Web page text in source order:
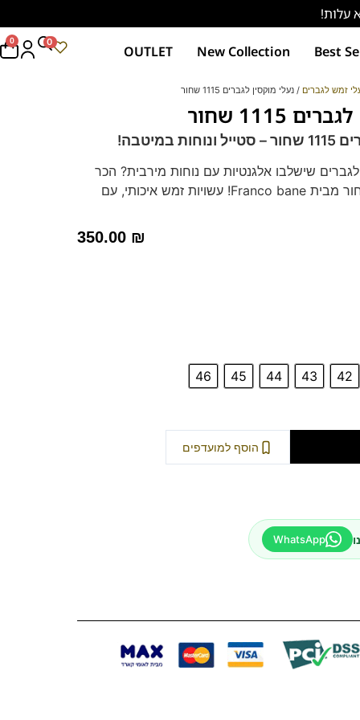
Best
New Collection
OUTLET
0 0
זמש לגברים / נעלי מוקסין לגברים 1115 שחור
1115 שחור
שישלבו אלגנטיות עם נוחות מירבית? הכר
את הדגם 1115 השחור מבית Franco bane! עשויות זמש איכותי, עם
מהיום יום ועד לאירועים מיוחדים. הזמן עכשיו350.00 ₪
42
43
44
45
46
הוסף למועדפים
WhatsApp